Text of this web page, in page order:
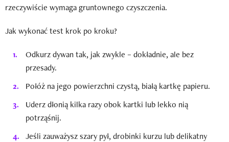
rzeczywiście wymaga gruntownego czyszczenia.
Jak wykonać test krok po kroku?
Odkurz dywan tak, jak zwykle – dokładnie, ale bez
przesady.
Połóż na jego powierzchni czystą, białą kartkę papieru.
Uderz dłonią kilka razy obok kartki lub lekko nią
potrząśnij.
Jeśli zauważysz szary pył, drobinki kurzu lub delikatny